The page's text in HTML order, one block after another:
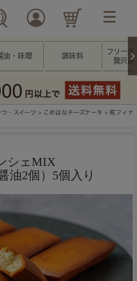
油・味噌 調味料
フリーズ
贅沢み
つ・スイーツ > こめはなチーズケーキ > 糀フィナ
シェMIX
油2個）5個入り